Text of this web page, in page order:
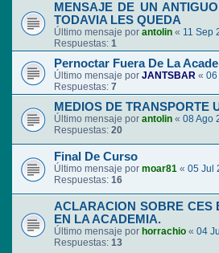
MENSAJE DE UN
TODAVIA LES QUEDA
Último mensaje por antolin « 11 Sep
Respuestas: 1
Pernoctar Fuera De La
Último mensaje por JANTSBAR « 06
Respuestas: 7
MEDIOS DE TRANSPORTE
Último mensaje por antolin « 08 Ago
Respuestas: 20
Final De Curso
Último mensaje por moar81 « 05 Jul
Respuestas: 16
ACLARACION SOBRE CES
EN LA ACADEMIA.
Último mensaje por horrachio « 04
Respuestas: 13